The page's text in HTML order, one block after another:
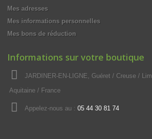
Mes adresses
Mes informations personnelles
Mes bons de réduction
Informations sur votre boutique
JARDINER-EN-LIGNE, Guéret / Creuse /
Aquitaine / France
Appelez-nous au : 05 44 30 81 74